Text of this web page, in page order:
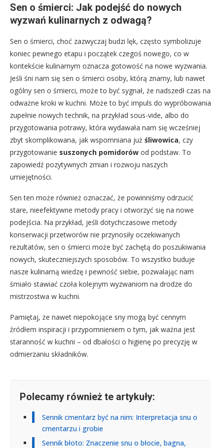
Sen o śmierci: Jak podejść do nowych
wyzwań kulinarnych z odwagą?
Sen o śmierci, choć zazwyczaj budzi lęk, często symbolizuje
koniec pewnego etapu i początek czegoś nowego, co w
kontekście kulinarnym oznacza gotowość na nowe wyzwania.
Jeśli śni nam się sen o śmierci osoby, którą znamy, lub nawet
ogólny sen o śmierci, może to być sygnał, że nadszedł czas na
odważne kroki w kuchni. Może to być impuls do wypróbowania
zupełnie nowych technik, na przykład sous-vide, albo do
przygotowania potrawy, która wydawała nam się wcześniej
zbyt skomplikowana, jak wspomniana już śliwowica, czy
przygotowanie suszonych pomidorów od podstaw. To
zapowiedź pozytywnych zmian i rozwoju naszych
umiejętności.
Sen ten może również oznaczać, że powinniśmy odrzucić
stare, nieefektywne metody pracy i otworzyć się na nowe
podejścia. Na przykład, jeśli dotychczasowe metody
konserwacji przetworów nie przynosiły oczekiwanych
rezultatów, sen o śmierci może być zachętą do poszukiwania
nowych, skuteczniejszych sposobów. To wszystko buduje
nasze kulinarną wiedzę i pewność siebie, pozwalając nam
śmiało stawiać czoła kolejnym wyzwaniom na drodze do
mistrzostwa w kuchni.
Pamiętaj, że nawet niepokojące sny mogą być cennym
źródłem inspiracji i przypomnieniem o tym, jak ważna jest
staranność w kuchni – od dbałości o higienę po precyzję w
odmierzaniu składników.
Polecamy również te artykuły:
Sennik cmentarz być na nim: Interpretacja snu o
cmentarzu i grobie
Sennik błoto: Znaczenie snu o błocie, bagna,